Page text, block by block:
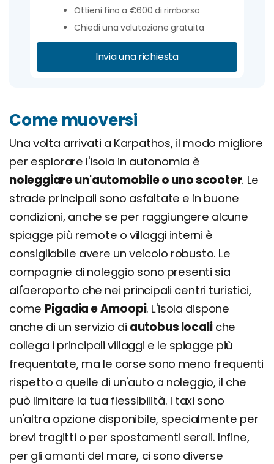
Ottieni fino a €600 di rimborso
Chiedi una valutazione gratuita
Invia una richiesta
Come muoversi
Una volta arrivati a Karpathos, il modo migliore
per esplorare l'isola in autonomia è
noleggiare un'automobile o uno scooter. Le
strade principali sono asfaltate e in buone
condizioni, anche se per raggiungere alcune
spiagge più remote o villaggi interni è
consigliabile avere un veicolo robusto. Le
compagnie di noleggio sono presenti sia
all'aeroporto che nei principali centri turistici,
come Pigadia e Amoopi. L'isola dispone
anche di un servizio di autobus localiche
collega i principali villaggi e le spiagge più
frequentate, ma le corse sono meno frequenti
rispetto a quelle di un'auto a noleggio, il che
può limitare la tua flessibilità. I taxi sono
un'altra opzione disponibile, specialmente per
brevi tragitti o per spostamenti serali. Infine,
per gli amanti del mare, ci sono diverse